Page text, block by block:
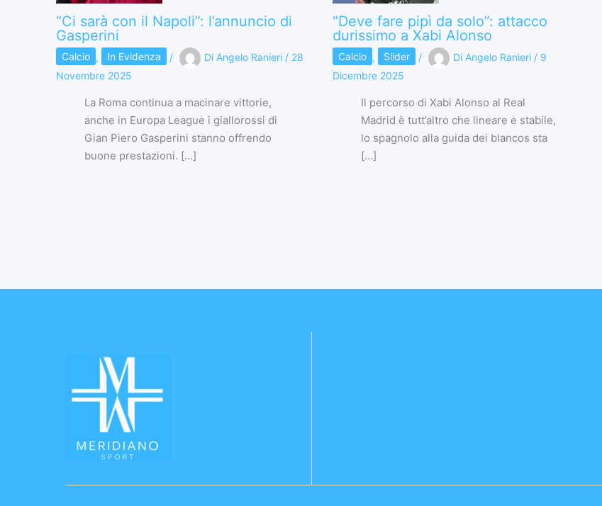
“Ci sarà con il Napoli”: l’annuncio di
Gasperini
Calcio , In Evidenza / Di Angelo Ranieri / 28
Novembre 2025
La Roma continua a macinare vittorie,
anche in Europa League i giallorossi di
Gian Piero Gasperini stanno offrendo
buone prestazioni. […]
“Deve fare pipì da solo”: attacco
durissimo a Xabi Alonso
Calcio , Slider / Di Angelo Ranieri / 9
Dicembre 2025
Il percorso di Xabi Alonso al Real
Madrid è tutt’altro che lineare e stabile,
lo spagnolo alla guida dei blancos sta
[…]